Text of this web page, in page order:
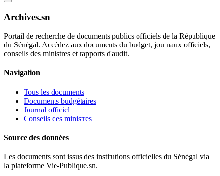
Archives.sn
Portail de recherche de documents publics officiels de la République
du Sénégal. Accédez aux documents du budget, journaux officiels,
conseils des ministres et rapports d'audit.
Navigation
Tous les documents
Documents budgétaires
Journal officiel
Conseils des ministres
Source des données
Les documents sont issus des institutions officielles du Sénégal via
la plateforme Vie-Publique.sn.